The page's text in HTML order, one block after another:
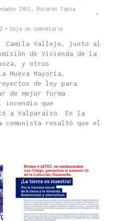
INVI
Ricardo Tapia
Deja un comentario
Camila Vallejo, junto al
de Vivienda de la
y otros
Nueva Mayoría,
de ley para
de mejor forma
incendio que
a Valparaíso. En la
comunista resaltó que el